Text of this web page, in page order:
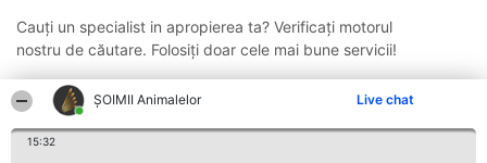
ŞOIMII Animalelor Live chat
15:32
Cauți un specialist in apropierea ta? Verificați motorul
nostru de căutare. Folosiți doar cele mai bune servicii!